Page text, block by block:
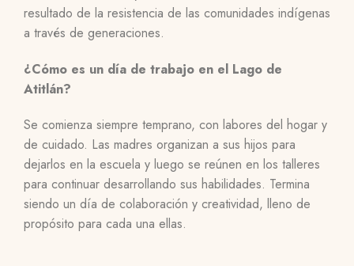
resultado de la resistencia de las comunidades indígenas
a través de generaciones.
¿Cómo es un día de trabajo en el Lago de
Atitlán?
Se comienza siempre temprano, con labores del hogar y
de cuidado. Las madres organizan a sus hijos para
dejarlos en la escuela y luego se reúnen en los talleres
para continuar desarrollando sus habilidades. Termina
siendo un día de colaboración y creatividad, lleno de
propósito para cada una ellas.